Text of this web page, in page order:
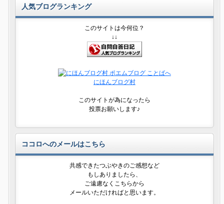
人気ブログランキング
このサイトは今何位？
↓↓
にほんブログ村
このサイトが為になったら
投票お願いします♪
ココロへのメールはこちら
共感できたつぶやきのご感想など
もしありましたら、
ご遠慮なくこちらから
メールいただければと思います。